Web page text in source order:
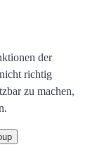
der
richtig
zu machen,